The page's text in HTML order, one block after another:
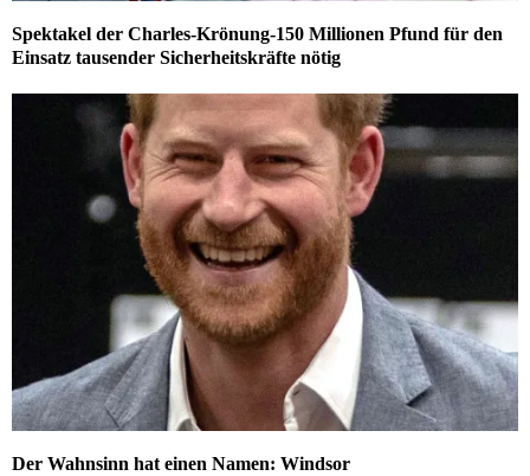
Spektakel der Charles-Krönung-150 Millionen Pfund für den
Einsatz tausender Sicherheitskräfte nötig
Der Wahnsinn hat einen Namen: Windsor